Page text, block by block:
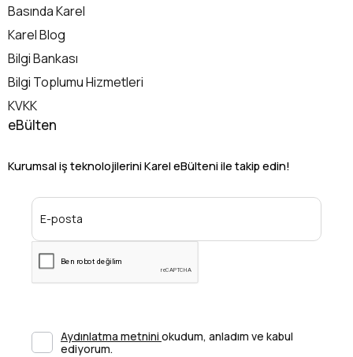
Basında Karel
Karel Blog
Bilgi Bankası
Bilgi Toplumu Hizmetleri
KVKK
eBülten
Kurumsal iş teknolojilerini Karel eBülteni ile takip edin!
Aydınlatma metnini okudum, anladım ve kabul
ediyorum.